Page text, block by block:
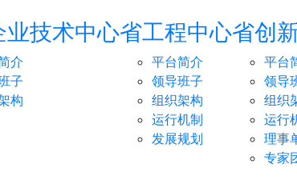
业技术中心
介
子
构
省工程中心
平台简介
领导班子
组织架构
运行机制
发展规划
省创
平台
领导
组织
运行
理事
专家